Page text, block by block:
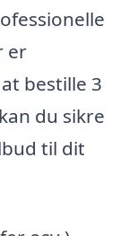
er
bestille 3
du sikre
til dit